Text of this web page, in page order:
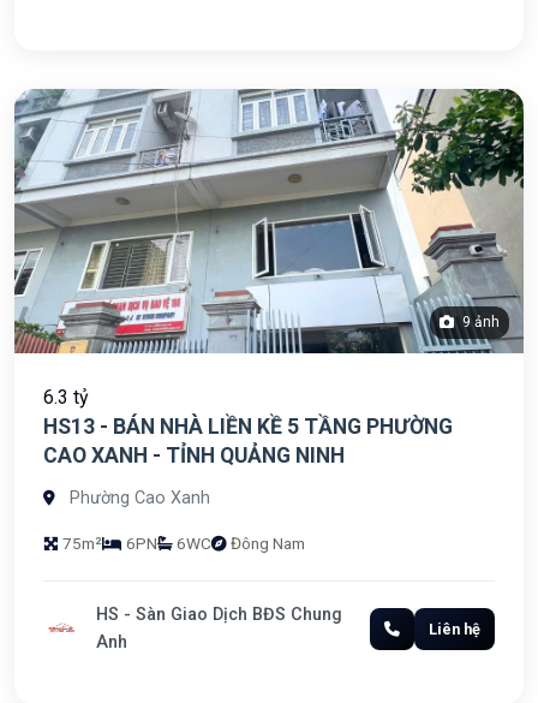
9 ảnh
6.3 tỷ
HS13 - BÁN NHÀ LIỀN KỀ 5 TẦNG PHƯỜNG
CAO XANH - TỈNH QUẢNG NINH
Phường Cao Xanh
75m² 6PN 6WC Đông Nam
HS - Sàn Giao Dịch BĐS Chung
Anh
Liên hệ